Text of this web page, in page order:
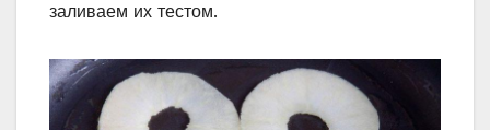
заливаем их тестом.